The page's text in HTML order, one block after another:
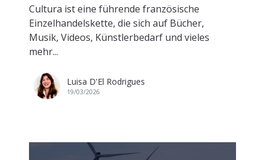
Cultura ist eine führende französische
Einzelhandelskette, die sich auf Bücher,
Musik, Videos, Künstlerbedarf und vieles
mehr...
Luisa D'El Rodrigues
19/03/2026